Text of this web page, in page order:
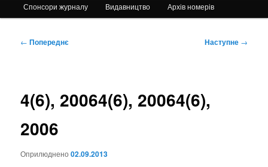
Спонсори журналу Видавництво Архів номерів
Навігація
← Попереднє Наступне →
4(6), 20064(6), 20064(6),
2006
Оприлюднено02.09.2013